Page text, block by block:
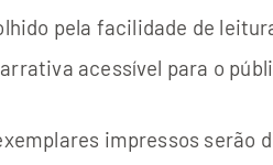
pela facilidade de
acessível para o
impressos